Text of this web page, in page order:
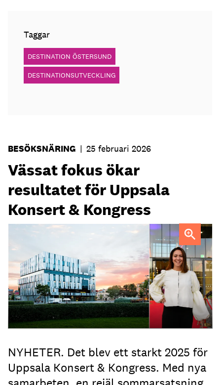
Taggar
DESTINATION ÖSTERSUND
DESTINATIONSUTVECKLING
BESÖKSNÄRING | 25 februari 2026
Vässat fokus ökar
resultatet för Uppsala
Konsert & Kongress
Sara Asplund, marknads- och försäljningschef sedan
januari 2025.
Foto: Jason Strong, Magnus Hörberg
NYHETER. Det blev ett starkt 2025 för
Uppsala Konsert & Kongress. Med nya